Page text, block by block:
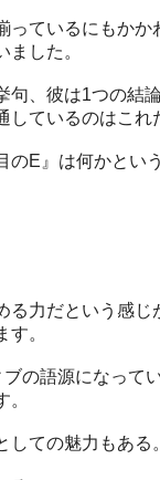
っているにもか
した。
、彼は1つの結
ているのはこれ
E』は何かという
る力だという感じ
。
の語源になって
ての魅力もある。